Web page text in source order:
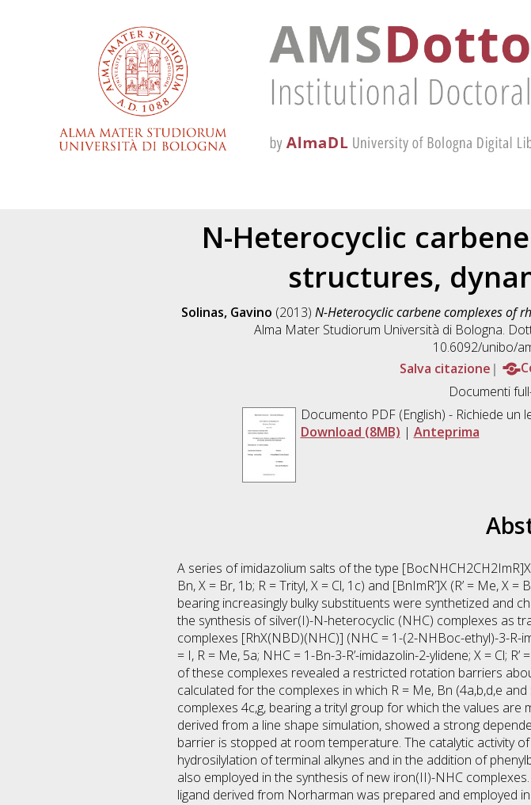
N-Heterocyclic
structures,
Solinas, Gavino (2013) N-Heterocyclic carbene complexes of
Alma Mater Studiorum Università di Bologna.
10.6092/unibo/
Salva citazione
Documenti
Documento PDF(English) - Richiede un
Download (8MB) | Anteprima
A series of imidazolium salts of the type
Bn, X = Br, 1b; R = Trityl, X = Cl, 1c) and [BnImR’]X (R’ = Me, X =
bearing increasingly bulky substituents were synthetized and
the synthesis of silver(I)-N-heterocyclic (NHC) complexes as
complexes [RhX(NBD)(NHC)] (NHC = 1-(2-NHBoc-ethyl)-3-R-
= I, R = Me, 5a; NHC = 1-Bn-3-R’-imidazolin-2-ylidene; X = Cl; R’
of these complexes revealed a restricted rotation barriers
calculated for the complexes in which R = Me, Bn (4a,b,d,e
complexes 4c,g, bearing a trityl group for which the values
derived from a line shape simulation, showed a strong
barrier is stopped at room temperature. The catalytic activity
hydrosilylation of terminal alkynes and in the addition of
also employed in the synthesis of new iron(II)-NHC
ligand derived from Norharman was prepared and employed